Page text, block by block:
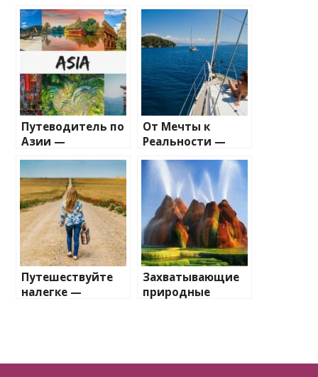
Путеводитель по
Азии —
бесценные
советы для
незабываемого
путешествия
От Мечты к
Реальности —
Путешествие на
Яхте
Путешествуйте
налегке —
Захватывающие
природные
национальным